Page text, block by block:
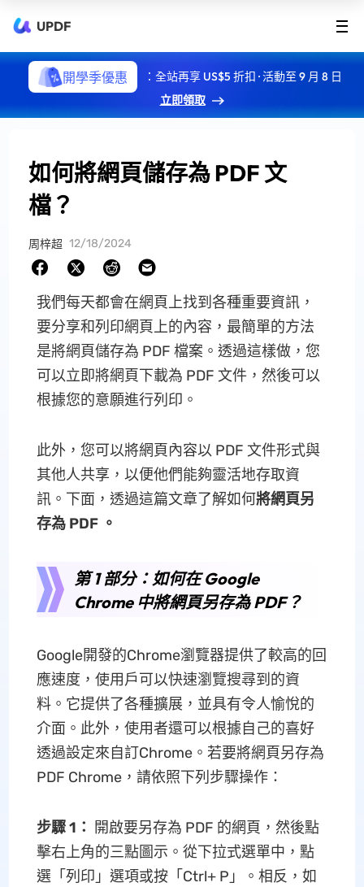
UPDF
開學季優惠
：全站再享 US$5 折扣 · 活動至 9 月 8 日
立即領取
如何將網頁儲存為 PDF 文
檔？
周梓超 12/18/2024
我們每天都會在網頁上找到各種重要資訊，
要分享和列印網頁上的內容，最簡單的方法
是將網頁儲存為 PDF 檔案。透過這樣做，您
可以立即將網頁下載為 PDF 文件，然後可以
根據您的意願進行列印。
此外，您可以將網頁內容以 PDF 文件形式與
其他人共享，以便他們能夠靈活地存取資
訊。下面，透過這篇文章了解如何將網頁另
存為 PDF 。
第 1 部分：如何在 Google
Chrome 中將網頁另存為 PDF？
Google開發的Chrome瀏覽器提供了較高的回
應速度，使用戶可以快速瀏覽搜尋到的資
料。它提供了各種擴展，並具有令人愉悅的
介面。此外，使用者還可以根據自己的喜好
透過設定來自訂Chrome。若要將網頁另存為
PDF Chrome，請依照下列步驟操作：
步驟 1：
開啟要另存為 PDF 的網頁，然後點
擊右上角的三點圖示。從下拉式選單中，點
選「列印」選項或按「Ctrl+ P」。相反，如